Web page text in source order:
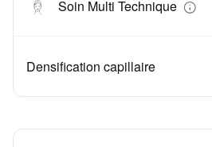
Soin Multi Technique
Densification capillaire